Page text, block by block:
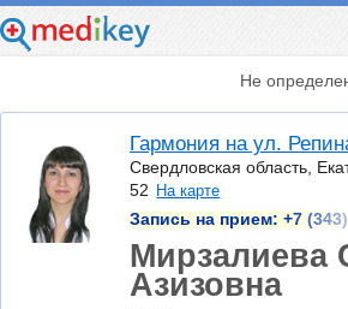
Не
Гармония на ул.
Свердловская область,
52 На карте
Запись на прием: +7
Мирзалиева
Азизовна